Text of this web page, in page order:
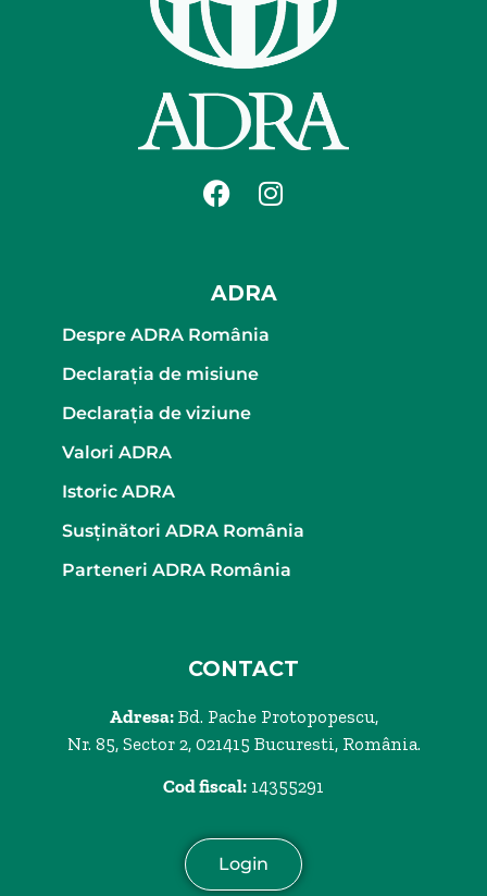
ADRA
Despre ADRA România
Declaraţia de misiune
Declaraţia de viziune
Valori ADRA
Istoric ADRA
Susținători ADRA România
Parteneri ADRA România
CONTACT
Adresa:Bd. Pache Protopopescu,
Nr. 85, Sector 2, 021415 Bucuresti, România.
Cod fiscal: 14355291
Login